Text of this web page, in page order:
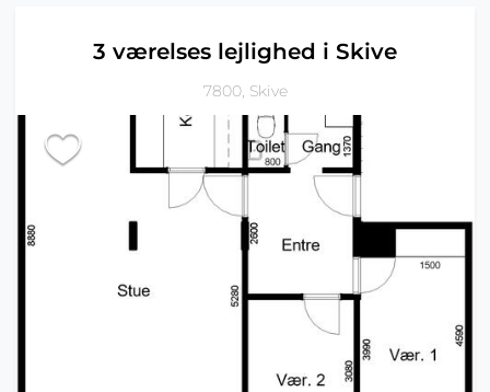
3 værelses lejlighed i Skive
7800, Skive